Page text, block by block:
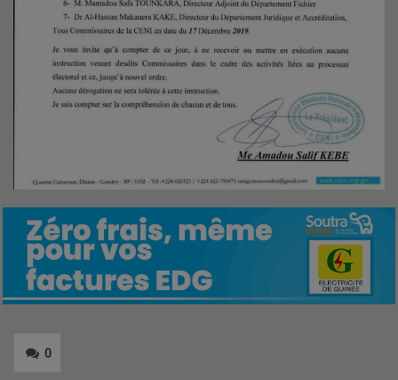
0